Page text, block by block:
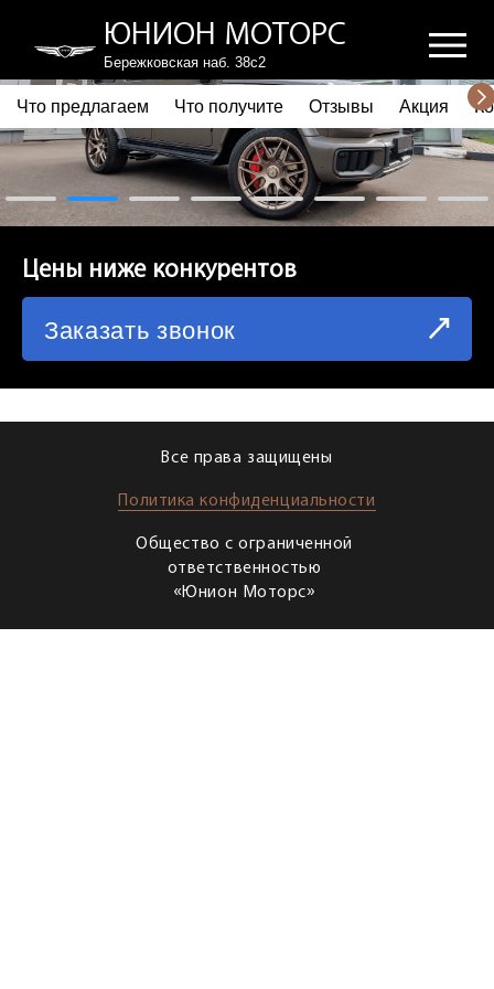
ЮНИОН МОТОРС
Бережковская наб. 38с2
ПОЧЕМУ ВЫБИРАЮТ НАС
ЧТО ПРЕДЛАГАЕМ
ЧТО ПОЛУЧИТЕ
СХЕМА ПРОЕЗДА
Что предлагаем Что получите Отзывы Акция
Цены ниже конкурентов
Заказать звонок
Все права защищены
Политика конфиденциальности
Общество с ограниченной
ответственностью
«Юнион Моторс»